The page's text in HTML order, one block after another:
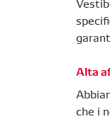
Alta
che i